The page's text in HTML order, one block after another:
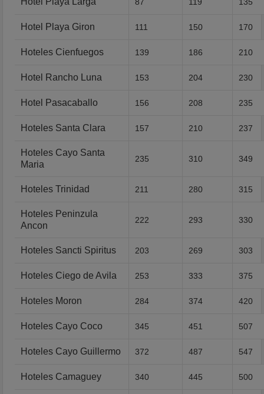
Hotel Playa Giron 111 150 170
Hoteles Cienfuegos 139 186 210
Hotel Rancho Luna 153 204 230
Hotel Pasacaballo 156 208 235
Hoteles Santa Clara 157 210 237
Hoteles Cayo Santa
Maria
235 310 349
Hoteles Trinidad 211 280 315
Hoteles Peninzula
Ancon
222 293 330
Hoteles Sancti Spiritus 203 269 303
Hoteles Ciego de Avila 253 333 375
Hoteles Moron 284 374 420
Hoteles Cayo Coco 345 451 507
Hoteles Cayo Guillermo 372 487 547
Hoteles Camaguey 340 445 500